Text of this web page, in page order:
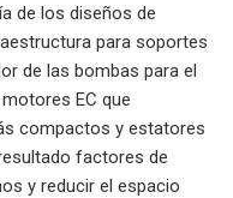
de los diseños de
para soportes
de las bombas para el
EC que
compactos y estatores
factores de
y reducir el espacio